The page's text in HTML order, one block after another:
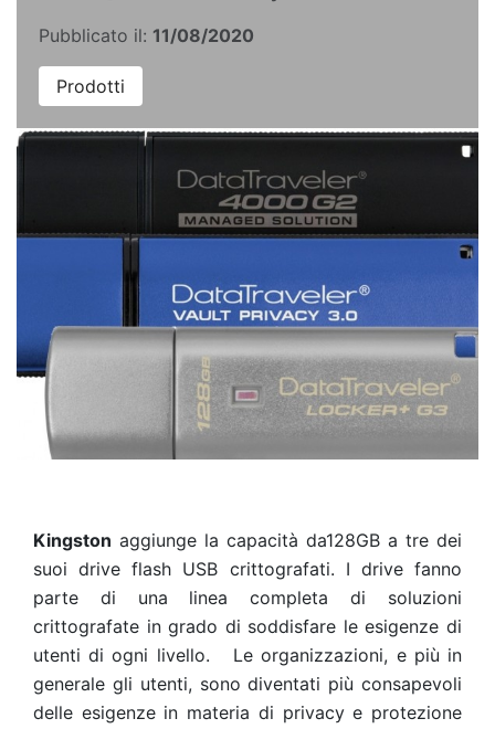
Pubblicato il: 11/08/2020
Prodotti
Kingston aggiunge la capacità da128GB a tre dei
suoi drive flash USB crittografati. I drive fanno
parte di una linea completa di soluzioni
crittografate in grado di soddisfare le esigenze di
utenti di ogni livello.
Le organizzazioni, e più in
generale gli utenti, sono diventati più consapevoli
delle esigenze in materia di privacy e protezione